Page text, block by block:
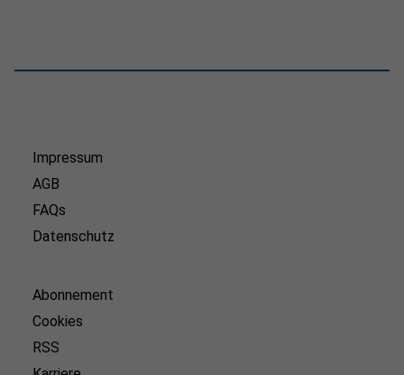
Impressum
AGB
FAQs
Datenschutz
Abonnement
Cookies
RSS